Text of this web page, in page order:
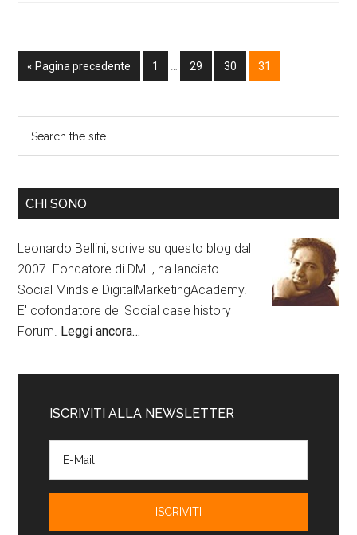
« Pagina precedente 1 29 30 31
CHI SONO
Leonardo Bellini, scrive su questo blog dal
2007. Fondatore di DML, ha lanciato
Social Minds e DigitalMarketingAcademy.
E' cofondatore del Social case history
Forum. Leggi ancora…
ISCRIVITI ALLA NEWSLETTER